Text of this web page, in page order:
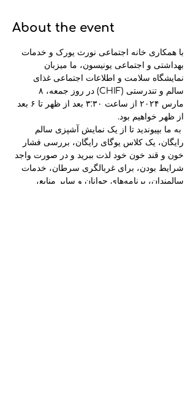
About the event
با همکاری خانه اجتماعی نورث یورک و خدمات
بهداشتی و اجتماعی یونیسون، ما میزبان
نمایشگاه سلامت و اطلاعات اجتماعی غذای
مارس ۲۰۲۴ از ساعت ۳:۳۰ بعد از ظهر تا ۶ بعد
از ظهر خواهیم بود.
به ما بپیوندید تا از یک نمایش آشپزی سالم
رایگان، یک کلاس یوگای رایگان، بررسی فشار
خون و قند خون خود لذت ببرید و در صورت واجد
شرایط بودن، برای غربالگری سرطان، خدمات
سالمندان، برنامه‌های جوانان و سایر منابع،